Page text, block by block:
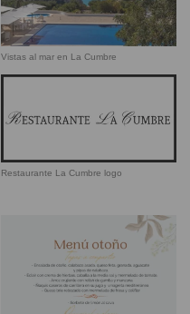
Vistas al mar en La Cumbre
Restaurante La Cumbre logo